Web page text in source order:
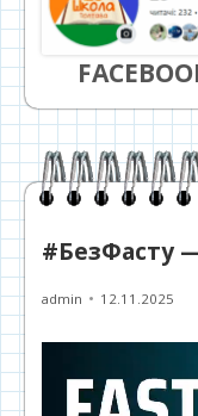
#БезФасту
Автор
admin Опубліковано
12.11.2025